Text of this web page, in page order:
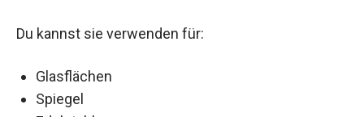
Du kannst sie verwenden für:
Glasflächen
Spiegel